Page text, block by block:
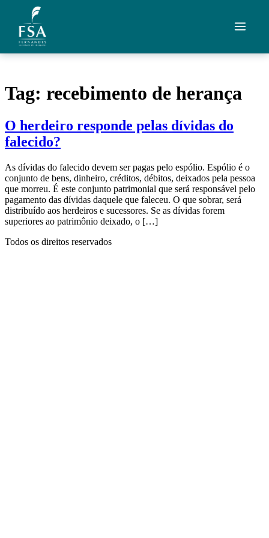
Ir para o conteúdo
Áreas de Atuação
Artigos
Contato
Fale com um advogado
Tag: recebimento de herança
O herdeiro responde pelas dívidas do
falecido?
As dívidas do falecido devem ser pagas pelo espólio. Espólio é o
conjunto de bens, dinheiro, créditos, débitos, deixados pela pessoa
que morreu. É este conjunto patrimonial que será responsável pelo
pagamento das dívidas daquele que faleceu. O que sobrar, será
distribuído aos herdeiros e sucessores. Se as dívidas forem
superiores ao patrimônio deixado, o […]
Todos os direitos reservados